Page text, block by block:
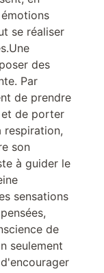
se réaliser
des
Par
de prendre
de porter
respiration,
son
à guider le
sensations
de
seulement